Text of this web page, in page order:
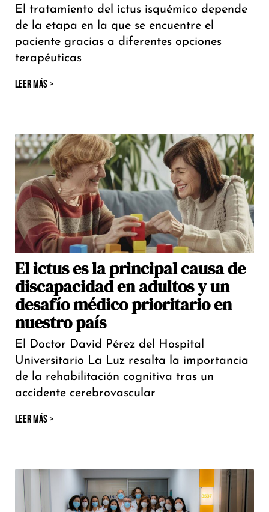
El tratamiento del ictus isquémico depende
de la etapa en la que se encuentre el
paciente gracias a diferentes opciones
terapéuticas
LEER MÁS >
El ictus es la principal causa de
discapacidad en adultos y un
desafío médico prioritario en
nuestro país
El Doctor David Pérez del Hospital
Universitario La Luz resalta la importancia
de la rehabilitación cognitiva tras un
accidente cerebrovascular
LEER MÁS >